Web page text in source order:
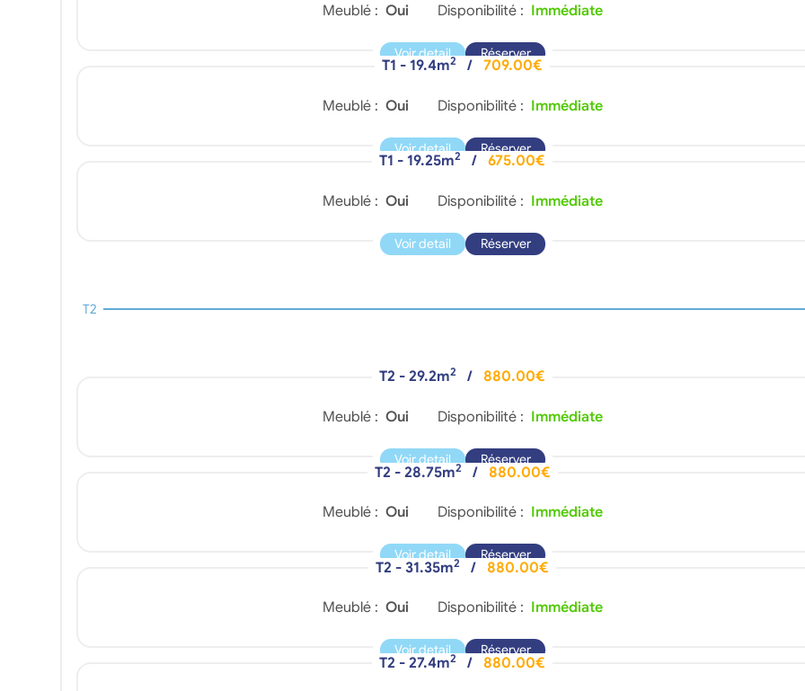
Meublé : Oui Disponibilité : Immédiate
Voir detail Réserver
T1 - 19.4m2 / 709.00€
Meublé : Oui Disponibilité : Immédiate
Voir detail Réserver
T1 - 19.25m2 / 675.00€
Meublé : Oui Disponibilité : Immédiate
Voir detail Réserver
T2
T2 - 29.2m2 / 880.00€
Meublé : Oui Disponibilité : Immédiate
Voir detail Réserver
T2 - 28.75m2 / 880.00€
Meublé : Oui Disponibilité : Immédiate
Voir detail Réserver
T2 - 31.35m2 / 880.00€
Meublé : Oui Disponibilité : Immédiate
Voir detail Réserver
T2 - 27.4m2 / 880.00€